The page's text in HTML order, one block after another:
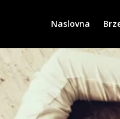
Naslovna